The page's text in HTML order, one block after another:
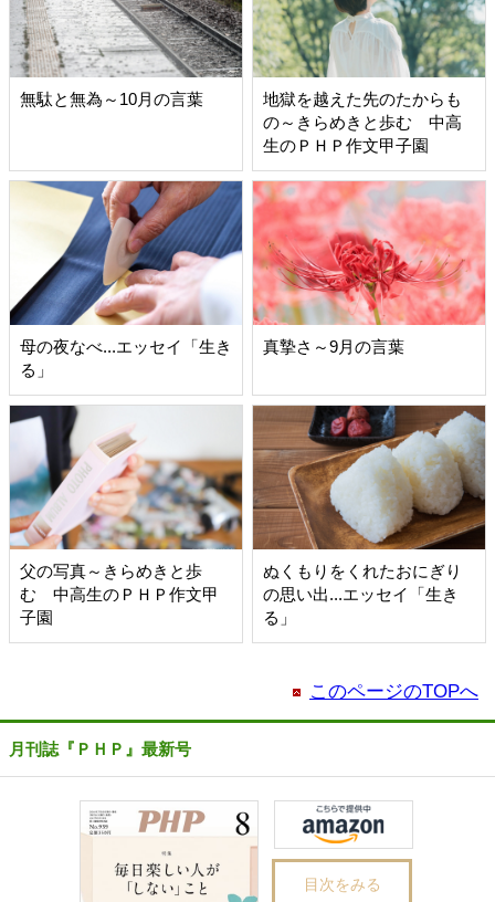
無駄と無為～10月の言葉
地獄を越えた先のたからも
の～きらめきと歩む 中高
生のＰＨＰ作文甲子園
母の夜なべ...エッセイ「生き
る」
真摯さ～9月の言葉
父の写真～きらめきと歩
む 中高生のＰＨＰ作文甲
子園
ぬくもりをくれたおにぎり
の思い出...エッセイ「生き
る」
このページのTOPへ
月刊誌『ＰＨＰ』最新号
目次をみる